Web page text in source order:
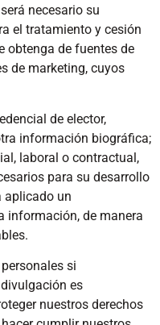
necesario su
el tratamiento y cesión
obtenga de fuentes de
de marketing, cuyos
de elector,
información biográfica;
laboral o contractual,
para su desarrollo
aplicado un
información, de manera
si
es
nuestros derechos